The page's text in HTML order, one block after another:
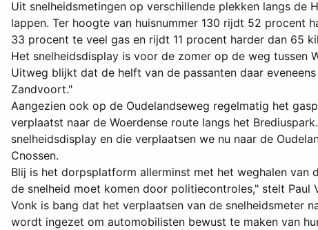
Uit snelheidsmetingen op verschillende plekken langs de
lappen. Ter hoogte van huisnummer 130 rijdt 52 procent
33 procent te veel gas en rijdt 11 procent harder dan 65
Het snelheidsdisplay is voor de zomer op de weg tussen
Uitweg blijkt dat de helft van de passanten daar
Zandvoort."
Aangezien ook op de Oudelandseweg regelmatig het
verplaatst naar de Woerdense route langs het
snelheidsdisplay en die verplaatsen we nu naar de
Cnossen.
Blij is het dorpsplatform allerminst met het weghalen van
de snelheid moet komen door politiecontroles," stelt Paul
Vonk is bang dat het verplaatsen van de snelheidsmeter
wordt ingezet om automobilisten bewust te maken van